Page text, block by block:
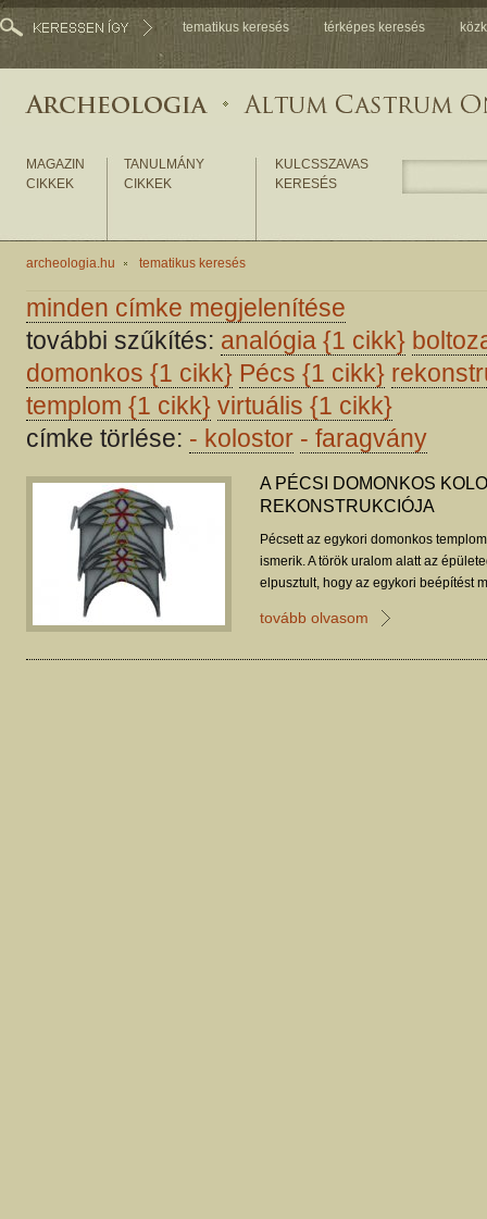
tematikus keresés térképes keresés
MAGAZIN
CIKKEK
TANULMÁNY
CIKKEK
KULCSSZAVAS
KERESÉS
archeologia.hu tematikus keresés
minden címke megjelenítése
további szűkítés: analógia {1 cikk}
domonkos {1 cikk} Pécs {1 cikk}
templom {1 cikk} virtuális {1 cikk}
címke törlése: - kolostor - faragvány
A PÉCSI DOMONKOS
REKONSTRUKCIÓJA
Pécsett az egykori domonkos
ismerik. A török uralom alatt az
elpusztult, hogy az egykori beépítést
tovább olvasom